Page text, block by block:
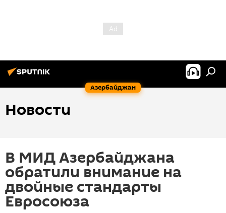
Азербайджан
Новости
В МИД Азербайджана
обратили внимание на
двойные стандарты
Евросоюза